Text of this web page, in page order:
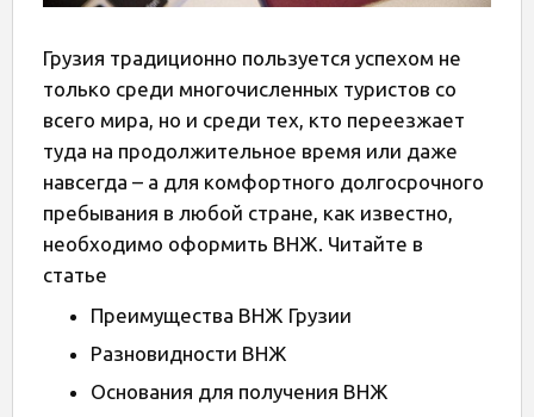
Грузия традиционно пользуется успехом не
только среди многочисленных туристов со
всего мира, но и среди тех, кто переезжает
туда на продолжительное время или даже
навсегда – а для комфортного долгосрочного
пребывания в любой стране, как известно,
необходимо оформить ВНЖ. Читайте в
статье
Преимущества ВНЖ Грузии
Разновидности ВНЖ
Основания для получения ВНЖ